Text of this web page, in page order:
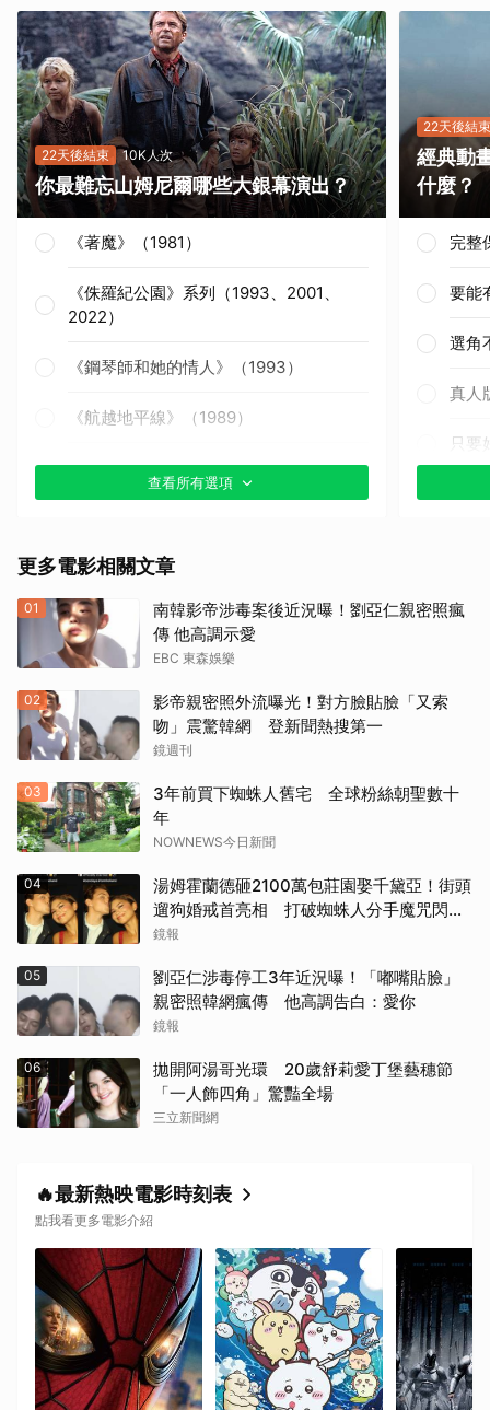
22天後結束 10K人次
你最難忘山姆尼爾哪些大銀幕演出？
《著魔》（1981）
《侏羅紀公園》系列（1993、2001、
2022）
《鋼琴師和她的情人》（1993）
《航越地平線》（1989）
《獵殺紅色十月》（1990）
《撕裂地平線》（1997）
《變人》（1999）
《鋼鐵墳墓》（2013）
《震盪效應》(2015)
《網住愛情》（2004）
其他（歡迎貼文分享）
查看所有選項
22天後結束
經典動
什麼？
完整
要能
選角
真人
只要
更多電影相關文章
01
南韓影帝涉毒案後近況曝！劉亞仁親密照瘋
傳 他高調示愛
EBC 東森娛樂
02
影帝親密照外流曝光！對方臉貼臉「又索
吻」震驚韓網 登新聞熱搜第一
鏡週刊
03
3年前買下蜘蛛人舊宅 全球粉絲朝聖數十
年
NOWNEWS今日新聞
04
湯姆霍蘭德砸2100萬包莊園娶千黛亞！街頭
遛狗婚戒首亮相 打破蜘蛛人分手魔咒閃爆
全場
鏡報
05
劉亞仁涉毒停工3年近況曝！「嘟嘴貼臉」
親密照韓網瘋傳 他高調告白：愛你
鏡報
06
拋開阿湯哥光環 20歲舒莉愛丁堡藝穗節
「一人飾四角」驚豔全場
三立新聞網
🔥最新熱映電影時刻表
點我看更多電影介紹